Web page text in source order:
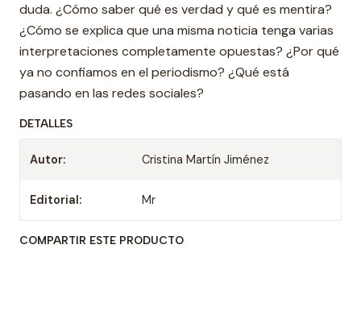
duda. ¿Cómo saber qué es verdad y qué es mentira?
¿Cómo se explica que una misma noticia tenga varias
interpretaciones completamente opuestas? ¿Por qué
ya no confiamos en el periodismo? ¿Qué está
pasando en las redes sociales?
DETALLES
Autor: Cristina Martín Jiménez
Editorial: Mr
COMPARTIR ESTE PRODUCTO